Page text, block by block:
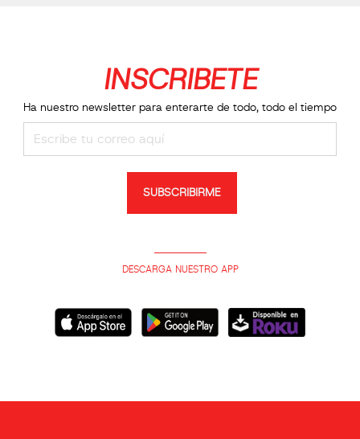
INSCRIBETE
Ha nuestro newsletter para enterarte de todo, todo el tiempo
SUBSCRIBIRME
DESCARGA NUESTRO APP